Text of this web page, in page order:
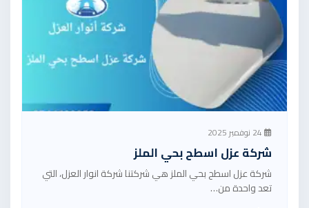
شركة عزل اسطح بحي الملز
شركة عزل اسطح بحي الملز هي شركتنا شركة انوار العزل، التي
تعد واحدة من…